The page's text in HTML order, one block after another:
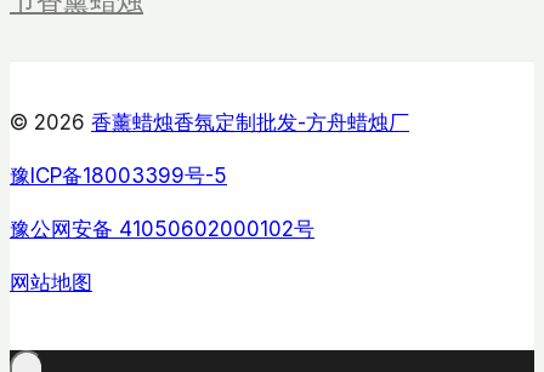
© 2026 香薰蜡烛香氛定制批发-方舟蜡烛厂
豫ICP备18003399号-5
豫公网安备 41050602000102号
网站地图